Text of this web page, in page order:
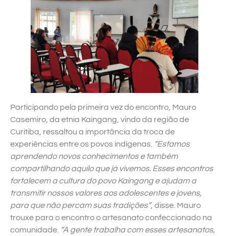
Participando pela primeira vez do encontro, Mauro
Casemiro, da etnia Kaingang, vindo da região de
Curitiba, ressaltou a importância da troca de
experiências entre os povos indígenas. “Estamos
aprendendo novos conhecimentos e também
compartilhando aquilo que já vivemos. Esses encontros
fortalecem a cultura do povo Kaingang e ajudam a
transmitir nossos valores aos adolescentes e jovens,
para que não percam suas tradições”, disse. Mauro
trouxe para o encontro o artesanato confeccionado na
comunidade. “A gente trabalha com esses artesanatos,